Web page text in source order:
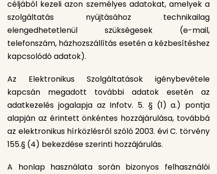
céljából kezeli azon személyes adatokat, amelyek a
szolgáltatás nyújtásához technikailag
elengedhetetlenül szükségesek (e-mail,
telefonszám, házhozszállítás esetén a kézbesítéshez
kapcsolódó adatok).
Az Elektronikus Szolgáltatások igénybevétele
kapcsán megadott további adatok esetén az
adatkezelés jogalapja az Infotv. 5. § (1) a.) pontja
alapján az érintett önkéntes hozzájárulása, továbbá
az elektronikus hírközlésről szóló 2003. évi C. törvény
155.§ (4) bekezdése szerinti hozzájárulás.
A honlap használata során bizonyos felhasználói